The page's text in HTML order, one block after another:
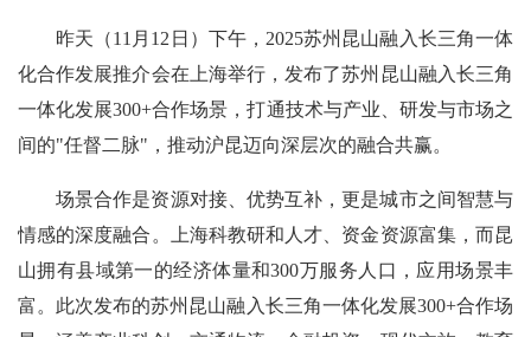
昨天（11月12日）下午，2025苏州昆山融入长三角一体
化合作发展推介会在上海举行，发布了苏州昆山融入长三角
一体化发展300+合作场景，打通技术与产业、研发与市场之
间的"任督二脉"，推动沪昆迈向深层次的融合共赢。
场景合作是资源对接、优势互补，更是城市之间智慧与
情感的深度融合。上海科教研和人才、资金资源富集，而昆
山拥有县域第一的经济体量和300万服务人口，应用场景丰
富。此次发布的苏州昆山融入长三角一体化发展300+合作场